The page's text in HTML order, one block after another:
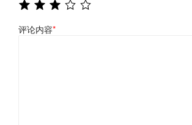
评论内容*